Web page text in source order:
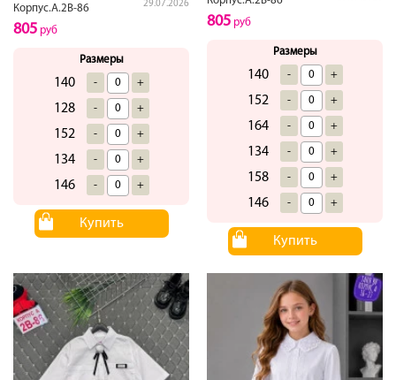
Корпус.А.2В-86
29.07.2026
805 руб
Размеры
140 - +
128 - +
152 - +
134 - +
146 - +
Купить
805 руб
Размеры
140 - +
152 - +
164 - +
134 - +
158 - +
146 - +
Купить